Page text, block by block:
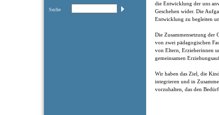
Suche
die Entwicklung der uns
Geschehen wider. Die
Entwicklung zu begleiten
Die Zusammensetzung der
von zwei pädagogischen
von Eltern, Erzieherinnen
gemeinsamen
Wir haben das Ziel, die
integrieren und in
vorzuhalten, das den